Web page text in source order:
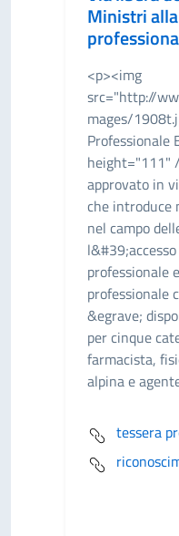
Ministri
<p><img
src="http://
mages/
Professionale
height="111"
approvato in
che introduce
nel campo
professionale
professionale
&egrave;
per cinque
farmacista,
alpina e
tessera